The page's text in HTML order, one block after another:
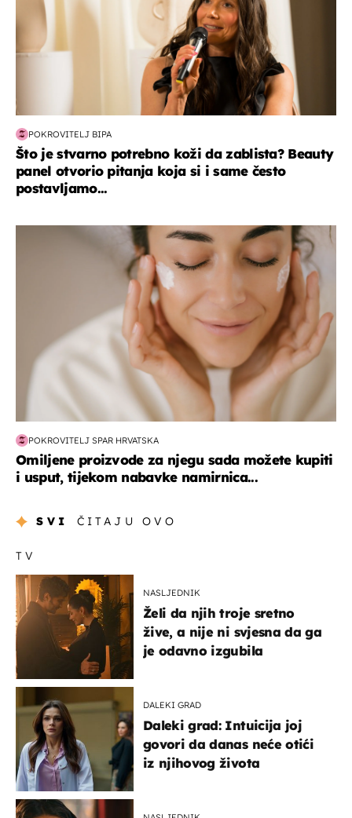
POKROVITELJ BIPA
Što je stvarno potrebno koži da zablista? Beauty
panel otvorio pitanja koja si i same često
postavljamo...
moda & ljepota
POKROVITELJ SPAR HRVATSKA
Omiljene proizvode za njegu sada možete kupiti
i usput, tijekom nabavke namirnica...
SVI ČITAJU OVO
TV
NASLJEDNIK
Želi da njih troje sretno
žive, a nije ni svjesna da ga
je odavno izgubila
DALEKI GRAD
Daleki grad: Intuicija joj
govori da danas neće otići
iz njihovog života